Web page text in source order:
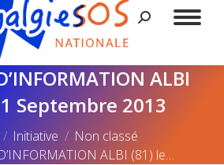
Recherche
ALBI
Septembre 2013
Initiative
Non classé
ALBI (81) le…